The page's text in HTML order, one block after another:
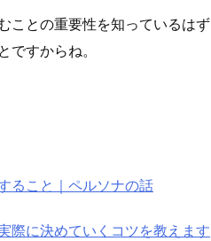
ことの重要性を知っているはず
すからね。
ること｜ペルソナの話
際に決めていくコツを教えます